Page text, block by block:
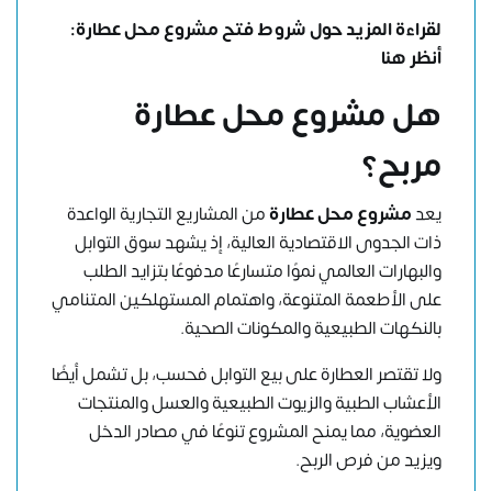
لقراءة المزيد حول شروط فتح مشروع محل عطارة:
أنظر هنا
هل مشروع محل عطارة
مربح؟
يعدمشروع محل عطارةمن المشاريع التجارية الواعدة
ذات الجدوى الاقتصادية العالية، إذ يشهد سوق التوابل
والبهارات العالمي نموًا متسارعًا مدفوعًا بتزايد الطلب
على الأطعمة المتنوعة، واهتمام المستهلكين المتنامي
بالنكهات الطبيعية والمكونات الصحية.
ولا تقتصر العطارة على بيع التوابل فحسب، بل تشمل أيضًا
الأعشاب الطبية والزيوت الطبيعية والعسل والمنتجات
العضوية، مما يمنح المشروع تنوعًا في مصادر الدخل
ويزيد من فرص الربح.